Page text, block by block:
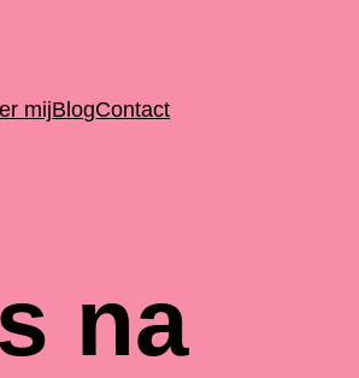
mijBlogContact
na